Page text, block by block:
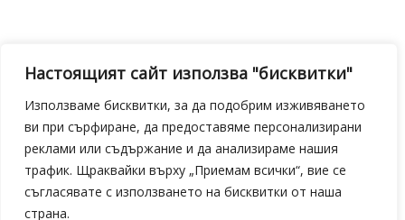
Настоящият сайт използва "бисквитки"
Използваме бисквитки, за да подобрим изживяването
ви при сърфиране, да предоставяме персонализирани
реклами или съдържание и да анализираме нашия
трафик. Щраквайки върху „Приемам всички“, вие се
съгласявате с използването на бисквитки от наша
страна.